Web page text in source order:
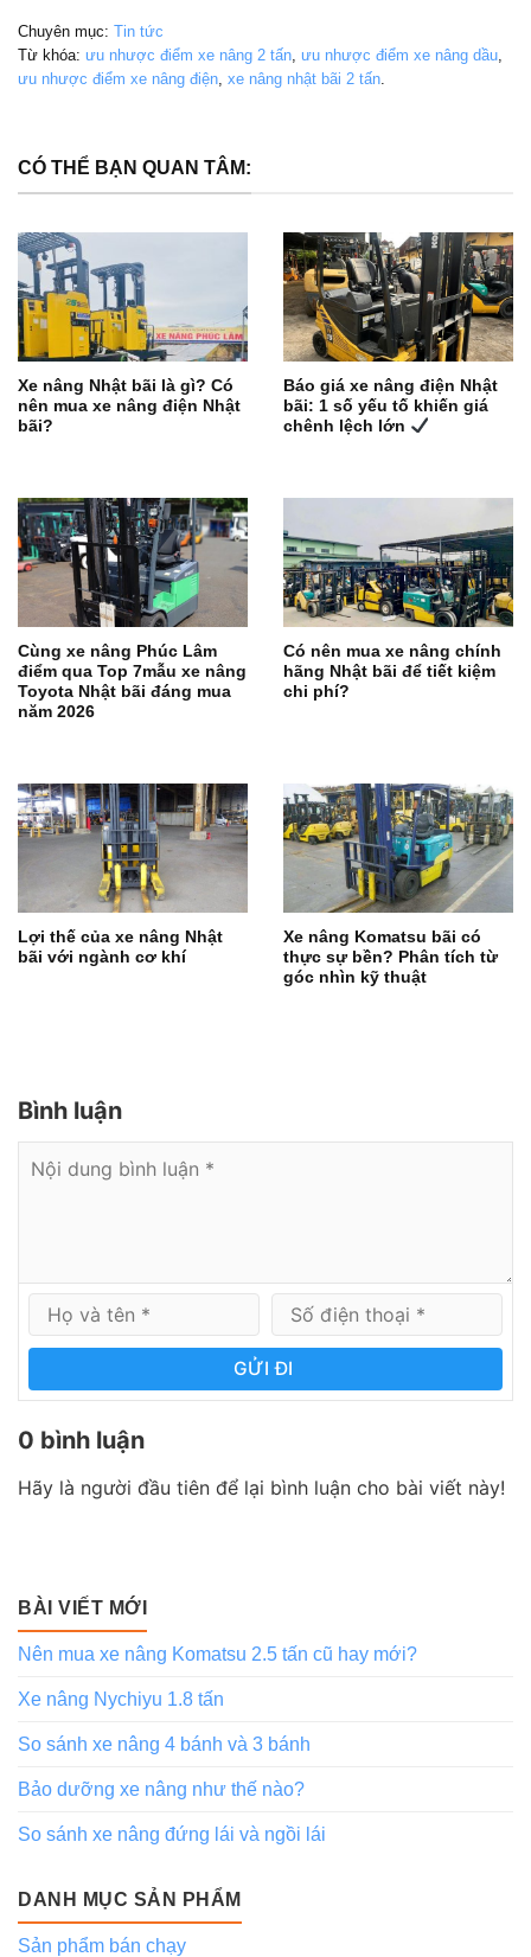
Chuyên mục: Tin tức
Từ khóa: ưu nhược điểm xe nâng 2 tấn, ưu nhược điểm xe nâng dầu,
ưu nhược điểm xe nâng điện, xe nâng nhật bãi 2 tấn.
CÓ THỂ BẠN QUAN TÂM:
Xe nâng Nhật bãi là gì? Có
nên mua xe nâng điện Nhật
bãi?
Báo giá xe nâng điện Nhật
bãi: 1 số yếu tố khiến giá
chênh lệch lớn
Cùng xe nâng Phúc Lâm
điểm qua Top 7mẫu xe nâng
Toyota Nhật bãi đáng mua
năm 2026
Có nên mua xe nâng chính
hãng Nhật bãi để tiết kiệm
chi phí?
Lợi thế của xe nâng Nhật
bãi với ngành cơ khí
Xe nâng Komatsu bãi có
thực sự bền? Phân tích từ
góc nhìn kỹ thuật
Bình luận
GỬI ĐI
0 bình luận
Hãy là người đầu tiên để lại bình luận cho bài viết này!
BÀI VIẾT MỚI
Nên mua xe nâng Komatsu 2.5 tấn cũ hay mới?
Xe nâng Nychiyu 1.8 tấn
So sánh xe nâng 4 bánh và 3 bánh
Bảo dưỡng xe nâng như thế nào?
So sánh xe nâng đứng lái và ngồi lái
DANH MỤC SẢN PHẨM
Sản phẩm bán chạy